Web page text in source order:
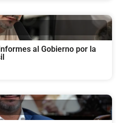
al Gobierno por la